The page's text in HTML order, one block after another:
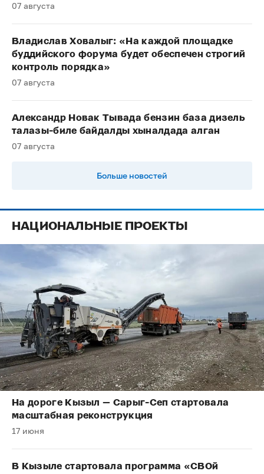
07 августа
Владислав Ховалыг: «На каждой площадке
буддийского форума будет обеспечен строгий
контроль порядка»
07 августа
Александр Новак Тывада бензин база дизель
талазы-биле байдалды хыналдада алган
07 августа
Больше новостей
НАЦИОНАЛЬНЫЕ ПРОЕКТЫ
На дороге Кызыл — Сарыг-Сеп стартовала
масштабная реконструкция
17 июня
В Кызыле стартовала программа «СВОй